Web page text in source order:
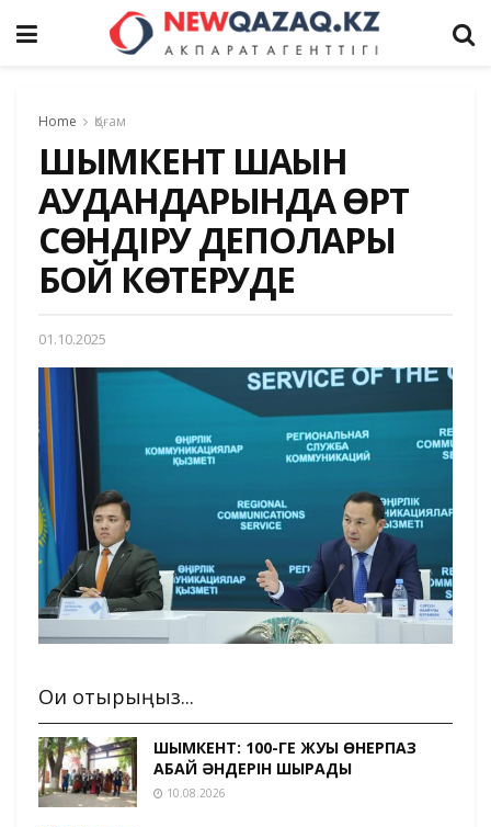
Home Қоғам
ШЫМКЕНТ ШАҒЫН
АУДАНДАРЫНДА ӨРТ
СӨНДІРУ ДЕПОЛАРЫ
БОЙ КӨТЕРУДЕ
01.10.2025
Оқи отырыңыз...
ШЫМКЕНТ: 100-ГЕ ЖУЫҚ ӨНЕРПАЗ
АБАЙ ӘНДЕРІН ШЫРҚАДЫ
10.08.2026